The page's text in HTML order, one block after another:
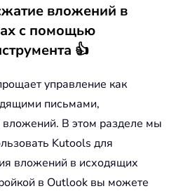
вложений в
с помощью
👍
управление как
письмами,
вложений. В этом разделе мы
Kutools для
вложений в исходящих
в Outlook вы можете